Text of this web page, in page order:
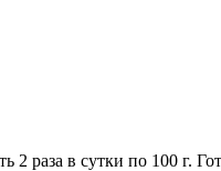
раза в сутки по 100 г.